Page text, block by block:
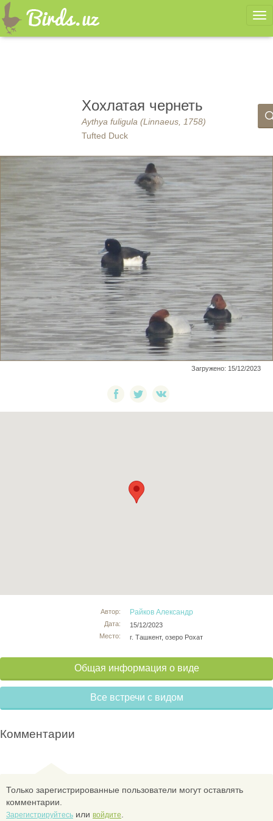
Хохлатая чернеть
Aythya fuligula (Linnaeus, 1758)
Tufted Duck
Загружено: 15/12/2023
Автор:
Дата:
Место:
Райков Александр
15/12/2023
г. Ташкент, озеро Рохат
Общая информация о виде
Все встречи с видом
Комментарии
Только зарегистрированные пользователи могут оставлять
комментарии.
Зарегистрируйтесь или войдите